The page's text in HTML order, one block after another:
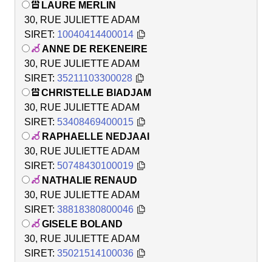
LAURE MERLIN
30, RUE JULIETTE ADAM
SIRET: 10040414400014
ANNE DE REKENEIRE
30, RUE JULIETTE ADAM
SIRET: 35211103300028
CHRISTELLE BIADJAM
30, RUE JULIETTE ADAM
SIRET: 53408469400015
RAPHAELLE NEDJAAI
30, RUE JULIETTE ADAM
SIRET: 50748430100019
NATHALIE RENAUD
30, RUE JULIETTE ADAM
SIRET: 38818380800046
GISELE BOLAND
30, RUE JULIETTE ADAM
SIRET: 35021514100036